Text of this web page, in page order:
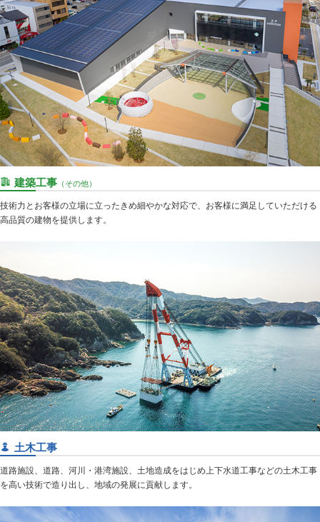
建築工事 （その他）
技術力とお客様の立場に立ったきめ細やかな対応で、お客様に満足していただける
高品質の建物を提供します。
土木工事
道路施設、道路、河川・港湾施設、土地造成をはじめ上下水道工事などの土木工事
を高い技術で造り出し、地域の発展に貢献します。